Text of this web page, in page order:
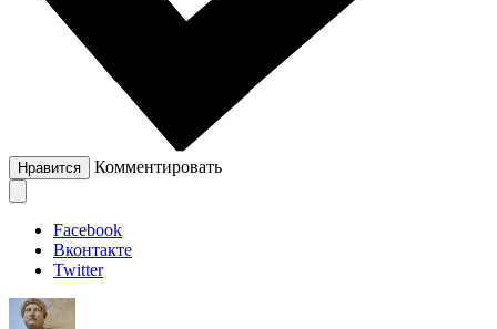
Нравится Комментировать
Facebook
Вконтакте
Twitter